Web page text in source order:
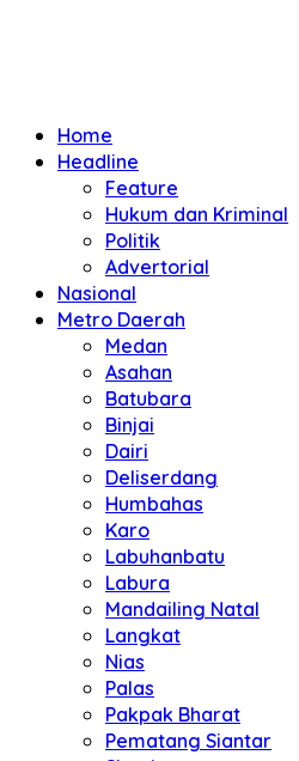
Home
Headline
Feature
Hukum dan Kriminal
Politik
Advertorial
Nasional
Metro Daerah
Medan
Asahan
Batubara
Binjai
Dairi
Deliserdang
Humbahas
Karo
Labuhanbatu
Labura
Mandailing Natal
Langkat
Nias
Palas
Pakpak Bharat
Pematang Siantar